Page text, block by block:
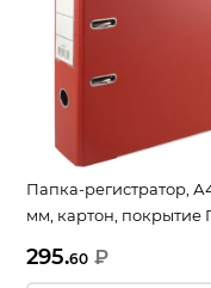
Папка-регистратор,
мм, картон, покрытие
295.60 ₽